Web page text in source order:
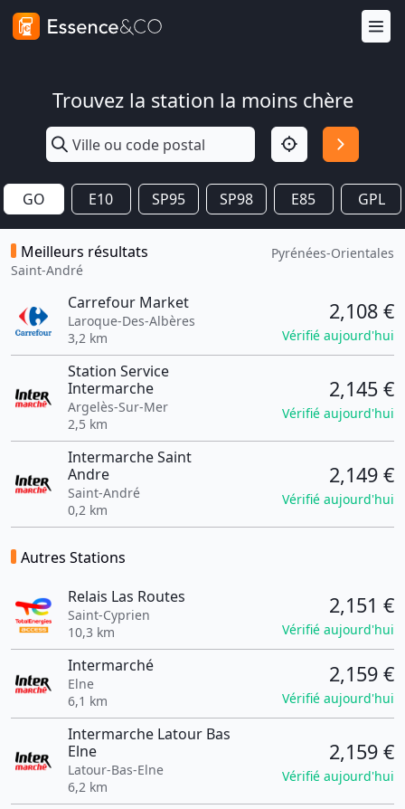
Trouvez la station la moins chère
GO E10 SP95 SP98 E85 GPL
Meilleurs résultats
Saint-André
Pyrénées-Orientales
Carrefour Market
Laroque-Des-Albères
3,2 km
2,108 €
Vérifié aujourd'hui
Station Service
Intermarche
Argelès-Sur-Mer
2,5 km
2,145 €
Vérifié aujourd'hui
Intermarche Saint
Andre
Saint-André
0,2 km
2,149 €
Vérifié aujourd'hui
Autres Stations
Relais Las Routes
Saint-Cyprien
10,3 km
2,151 €
Vérifié aujourd'hui
Intermarché
Elne
6,1 km
2,159 €
Vérifié aujourd'hui
Intermarche Latour Bas
Elne
Latour-Bas-Elne
6,2 km
2,159 €
Vérifié aujourd'hui